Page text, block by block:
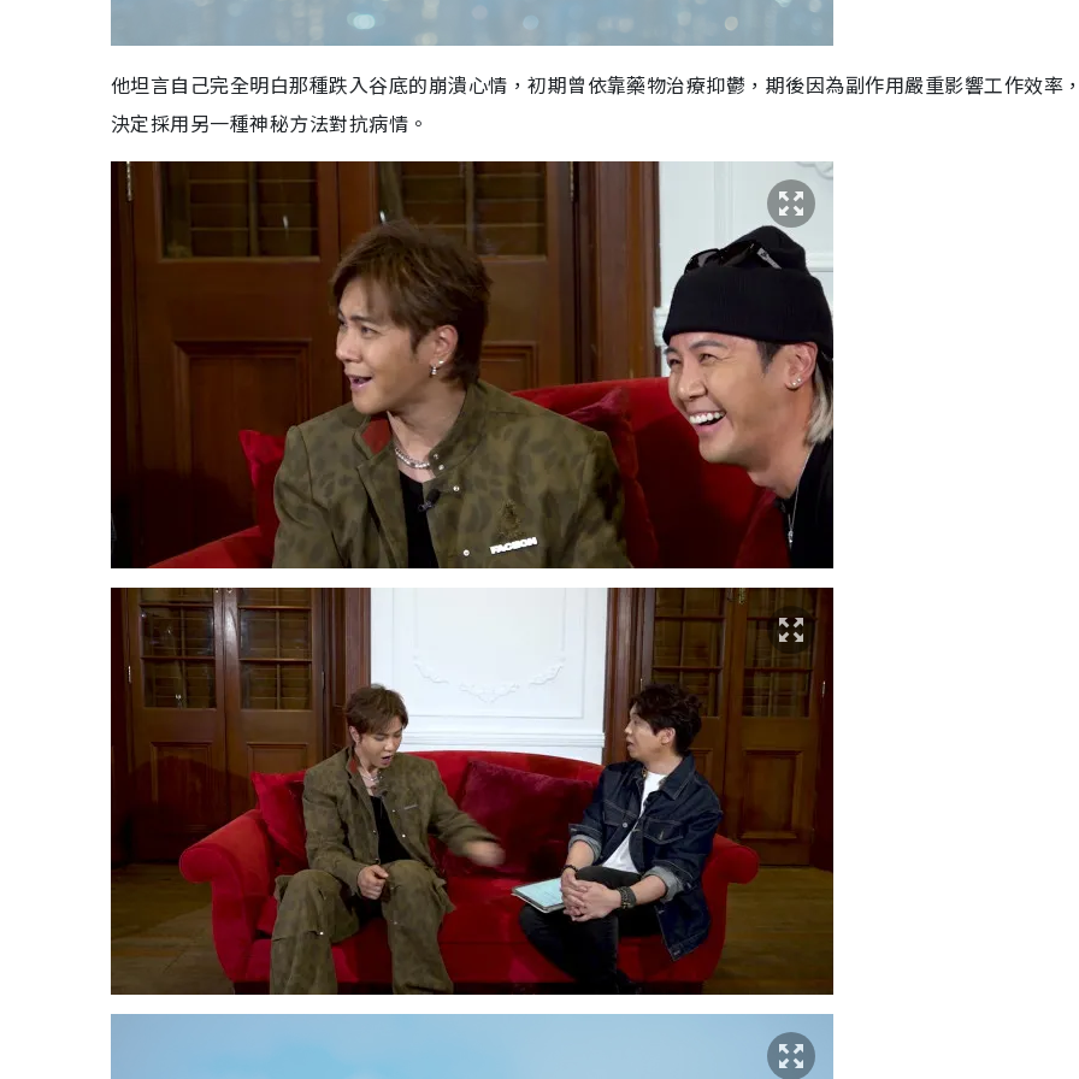
他坦言自己完全明白那種跌入谷底的崩潰心情，初期曾依靠藥物治療抑鬱，期後因為副作用嚴重影響工作效率
決定採用另一種神秘方法對抗病情。